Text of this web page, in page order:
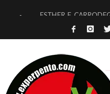
ESTHER F.
[TERRA DE
TIMBRE 4, LA ESCUELA
30 AÑOS (NO ES NADA)